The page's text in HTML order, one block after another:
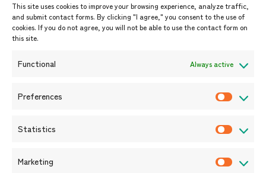
This site uses cookies to improve your browsing experience, analyze traffic,
and submit contact forms. By clicking "I agree," you consent to the use of
cookies. If you do not agree, you will not be able to use the contact form on
this site.
Functional Always active
Preferences
Statistics
Marketing
開催中・開催予定のイベント
イベント案内
お知らせ